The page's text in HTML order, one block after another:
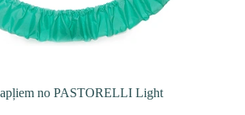
no PASTORELLI Light